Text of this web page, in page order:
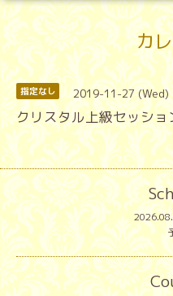
カ
指定なし 2019-11-27 (Wed)
クリスタル上級セッショ